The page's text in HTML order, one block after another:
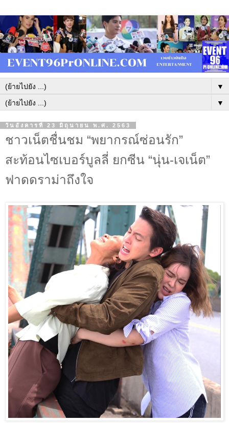
▼
▼
วันอังคารที่ 23 มิถุนายน พ.ศ. 2563
ชาวเน็ตชื่นชม “พยากรณ์ซ่อนรัก”
สะท้อนไซเบอร์บูลลี่ ยกซีน “นุ่น-เจเน็ต”
ฟาดดราม่าถึงใจ